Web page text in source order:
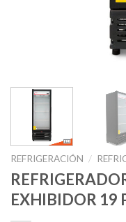
REFRIGERACIÓN /
EXHIBIDOR 19